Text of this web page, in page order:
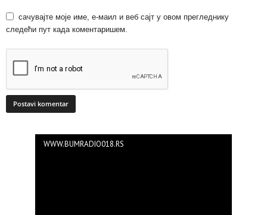
сачувајте моје име, е-маил и веб сајт у овом прегледнику
следећи пут када коментаришем.
WWW.BUMRADIO018.RS